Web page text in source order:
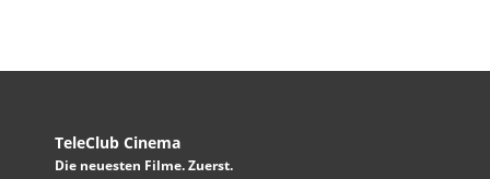
TeleClub Cinema
Die neuesten Filme. Zuerst.